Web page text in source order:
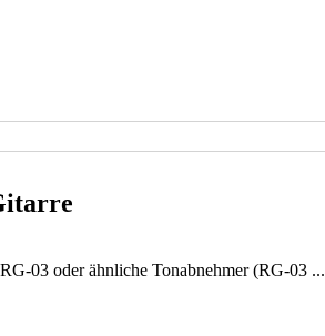
03 oder ähnliche Tonabnehmer (RG-03 ...